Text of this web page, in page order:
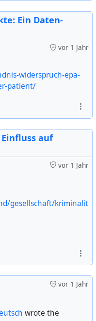
Grundrechte – das
Politik erneut
nach
an inner-
deutsche
256683-
Ein Daten-
vor 1 Jahr
widerspruch-epa-
patient/
auf
vor 1 Jahr
gesellschaft/kriminalit
vor 1 Jahr
wrote the